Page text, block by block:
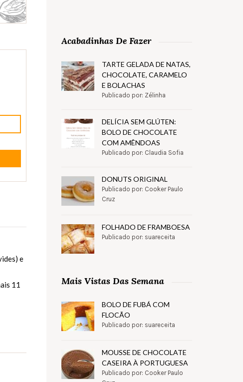
e
11
Acabadinhas De Fazer
TARTE GELADA DE NATAS,
CHOCOLATE, CARAMELO
E BOLACHAS
Publicado por: Zélinha
DELÍCIA SEM GLÚTEN:
BOLO DE CHOCOLATE
COM AMÊNDOAS
Publicado por: Claudia Sofia
DONUTS ORIGINAL
Publicado por: Cooker Paulo
Cruz
FOLHADO DE FRAMBOESA
Publicado por: suareceita
Mais Vistas Das Semana
BOLO DE FUBÁ COM
FLOCÃO
Publicado por: suareceita
MOUSSE DE CHOCOLATE
CASEIRA À PORTUGUESA
Publicado por: Cooker Paulo